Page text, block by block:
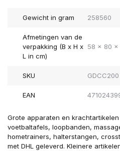
Gewicht in gram 258560
Afmetingen van de
verpakking (B x H x
L in cm)
58 x 80 x
SKU GDCC200
EAN
Grote apparaten en
voetbaltafels, loopbanden,
hometrainers, halterstangen,
met DHL geleverd. Kleinere